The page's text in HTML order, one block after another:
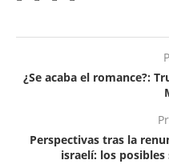
¿Se acaba el romance?:
Perspectivas tras la
israelí: los